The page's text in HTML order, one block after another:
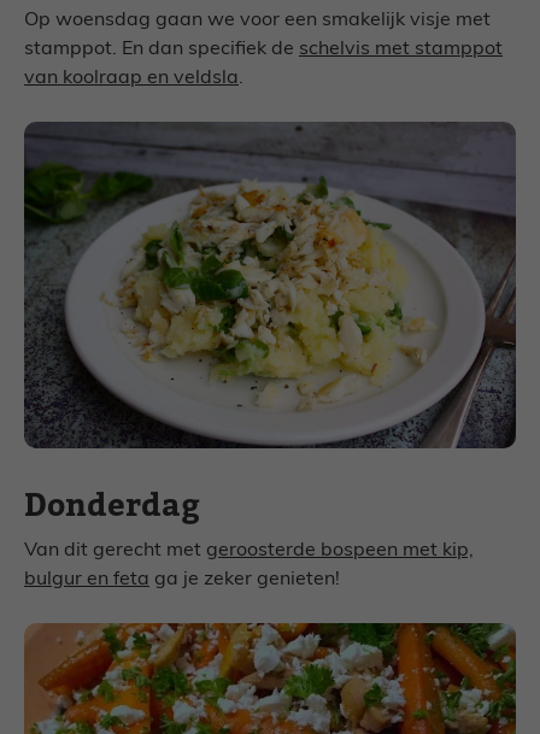
Op woensdag gaan we voor een smakelijk visje met
stamppot. En dan specifiek de schelvis met stamppot
van koolraap en veldsla.
Donderdag
Van dit gerecht met geroosterde bospeen met kip,
bulgur en feta ga je zeker genieten!